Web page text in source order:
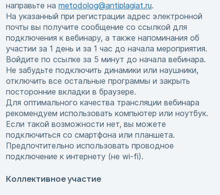
направьте на metodolog@antiplagiat.ru.
На указанный при регистрации адрес электронной
почты вы получите сообщение со ссылкой для
подключения к вебинару, а также напоминания об
участии за 1 день и за 1 час до начала мероприятия.
Войдите по ссылке за 5 минут до начала вебинара.
Не забудьте подключить динамики или наушники,
отключить все остальные программы и закрыть
посторонние вкладки в браузере.
Для оптимального качества трансляции вебинара
рекомендуем использовать компьютер или ноутбук.
Если такой возможности нет, вы можете
подключиться со смартфона или планшета.
Предпочтительно использовать проводное
подключение к интернету (не wi-fi).
Коллективное участие